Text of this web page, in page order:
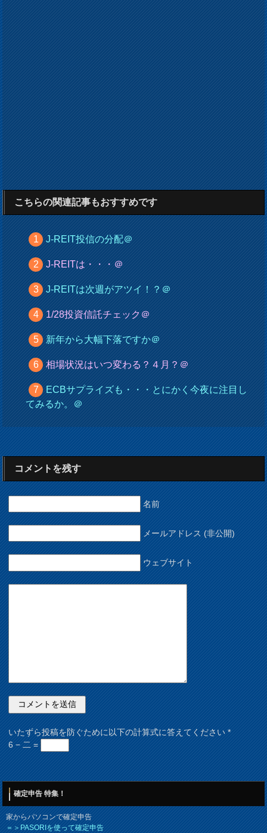
こちらの関連記事もおすすめです
J-REIT投信の分配＠
J-REITは・・・＠
J-REITは次週がアツイ！？＠
1/28投資信託チェック＠
新年から大幅下落ですか＠
相場状況はいつ変わる？４月？＠
ECBサプライズも・・・とにかく今夜に注目し
てみるか。＠
コメントを残す
名前
メールアドレス (非公開)
ウェブサイト
いたずら投稿を防ぐために以下の計算式に答えてください*
6 − 二 =
確定申告 特集！
家からパソコンで確定申告
＝＞PASORIを使って確定申告